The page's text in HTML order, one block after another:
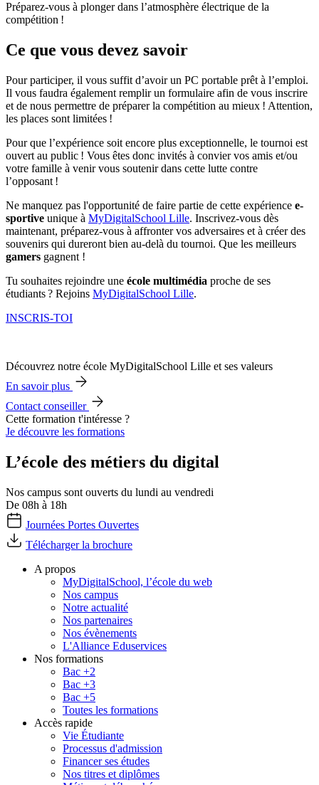
Préparez-vous à plonger dans l’atmosphère électrique de la
compétition !
Ce que vous devez savoir
Pour participer, il vous suffit d’avoir un PC portable prêt à l’emploi.
Il vous faudra également remplir un formulaire afin de vous inscrire
et de nous permettre de préparer la compétition au mieux ! Attention,
les places sont limitées !
Pour que l’expérience soit encore plus exceptionnelle, le tournoi est
ouvert au public ! Vous êtes donc invités à convier vos amis et/ou
votre famille à venir vous soutenir dans cette lutte contre
l’opposant !
Ne manquez pas l'opportunité de faire partie de cette expérience e-
sportive unique à MyDigitalSchool Lille. Inscrivez-vous dès
maintenant, préparez-vous à affronter vos adversaires et à créer des
souvenirs qui dureront bien au-delà du tournoi. Que les meilleurs
gamers gagnent !
Tu souhaites rejoindre une école multimédia proche de ses
étudiants ? Rejoins MyDigitalSchool Lille.
INSCRIS-TOI
Découvrez notre école MyDigitalSchool Lille et ses valeurs
En savoir plus
Contact conseiller
Cette formation t'intéresse ?
Je découvre les formations
L’école des métiers du digital
Nos campus sont ouverts du lundi au vendredi
De 08h à 18h
Journées Portes Ouvertes
Télécharger la brochure
A propos
MyDigitalSchool, l’école du web
Nos campus
Notre actualité
Nos partenaires
Nos évènements
L'Alliance Eduservices
Nos formations
Bac +2
Bac +3
Bac +5
Toutes les formations
Accès rapide
Vie Étudiante
Processus d'admission
Financer ses études
Nos titres et diplômes